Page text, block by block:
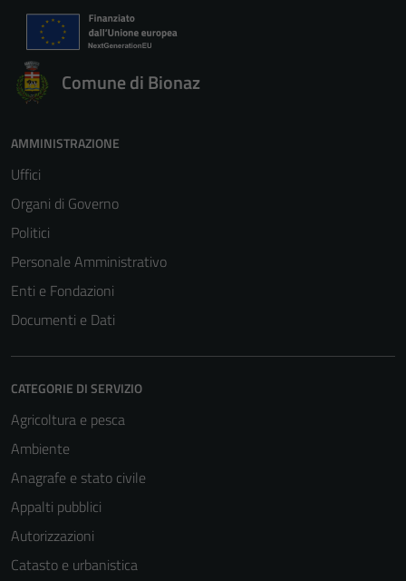
Comune di Bionaz
AMMINISTRAZIONE
Uffici
Organi di Governo
Politici
Personale Amministrativo
Enti e Fondazioni
Documenti e Dati
CATEGORIE DI SERVIZIO
Agricoltura e pesca
Ambiente
Anagrafe e stato civile
Appalti pubblici
Autorizzazioni
Catasto e urbanistica